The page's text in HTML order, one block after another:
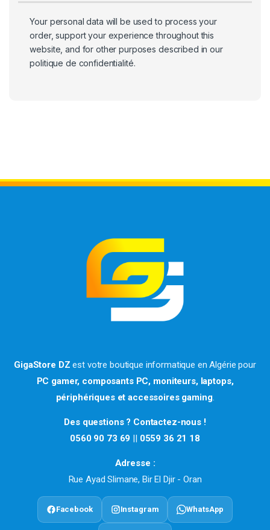
Your personal data will be used to process your
order, support your experience throughout this
website, and for other purposes described in our
politique de confidentialité.
GigaStore DZ est votre boutique informatique en Algérie pour
PC gamer, composants PC, moniteurs, laptops,
périphériques et accessoires gaming.
Des questions ? Contactez-nous !
0560 90 73 69 || 0559 36 21 18
Adresse :
Rue Ayad Slimane, Bir El Djir - Oran
Facebook Instagram WhatsApp